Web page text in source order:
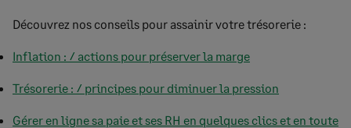
Découvrez nos conseils pour assainir votre trésorerie :
Inflation : 7 actions pour préserver la marge
Trésorerie : 7 principes pour diminuer la pression
Gérer en ligne sa paie et ses RH en quelques clics et en toute